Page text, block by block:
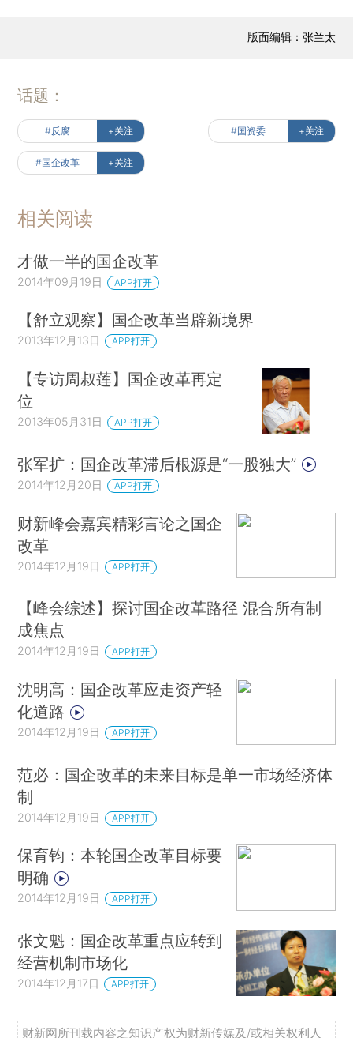
版面编辑：张兰太
话题：
#反腐 +关注 #国资委 +关注
#国企改革 +关注
相关阅读
才做一半的国企改革
2014年09月19日 APP打开
【舒立观察】国企改革当辟新境界
2013年12月13日 APP打开
【专访周叔莲】国企改革再定
位
2013年05月31日 APP打开
张军扩：国企改革滞后根源是“一股独大”
2014年12月20日 APP打开
财新峰会嘉宾精彩言论之国企
改革
2014年12月19日 APP打开
【峰会综述】探讨国企改革路径 混合所有制
成焦点
2014年12月19日 APP打开
沈明高：国企改革应走资产轻
化道路
2014年12月19日 APP打开
范必：国企改革的未来目标是单一市场经济体
制
2014年12月19日 APP打开
保育钧：本轮国企改革目标要
明确
2014年12月19日 APP打开
张文魁：国企改革重点应转到
经营机制市场化
2014年12月17日 APP打开
财新网所刊载内容之知识产权为财新传媒及/或相关权利人